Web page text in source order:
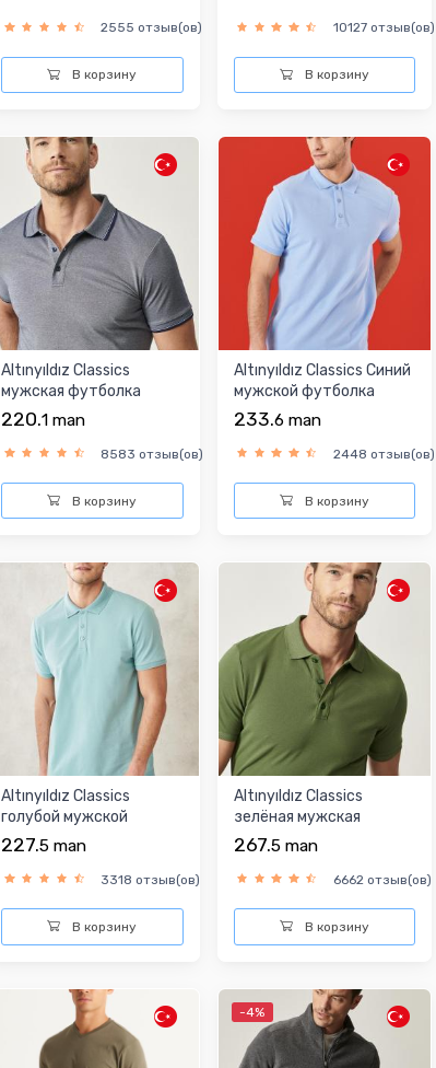
2555 отзыв(ов)
В корзину
10127 отзыв(ов)
В корзину
Altınyıldız Classics
мужская футболка
220.1 man
8583 отзыв(ов)
В корзину
Altınyıldız Classics Синий
мужской футболка
233.6 man
2448 отзыв(ов)
В корзину
Altınyıldız Classics
голубой мужской
футболка
227.5 man
3318 отзыв(ов)
В корзину
Altınyıldız Classics
зелёная мужская
футболка
267.5 man
6662 отзыв(ов)
В корзину
-4%